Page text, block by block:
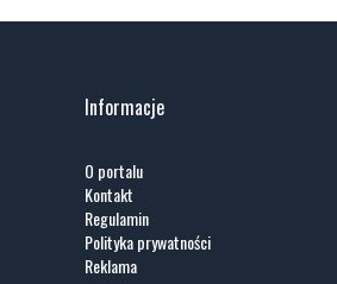
Informacje
O portalu
Kontakt
Regulamin
Polityka prywatności
Reklama